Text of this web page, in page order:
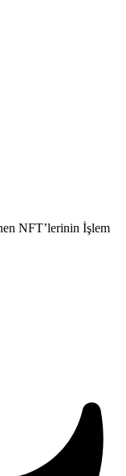
NFT’lerinin İşlem